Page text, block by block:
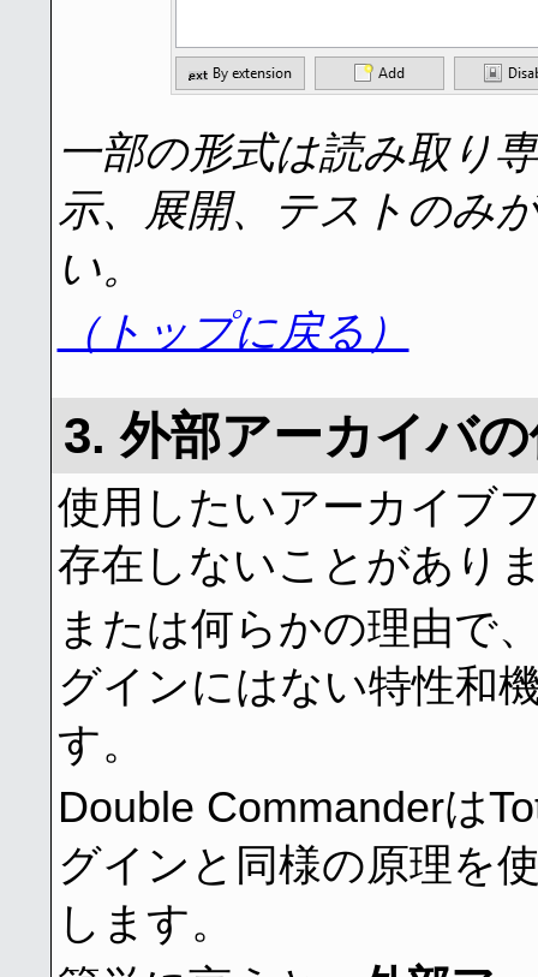
一部の形式は読み取り
示、展開、テストのみ
い。
（トップに戻る）
3. 外部アーカイバ
使用したいアーカイブ
存在しないことがあり
または何らかの理由で
グインにはない特性和
す。
Double Commanderは
グインと同様の原理を
します。